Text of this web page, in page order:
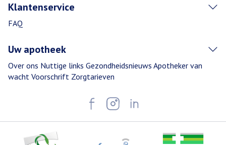
Klantenservice
FAQ
Uw apotheek
Over ons Nuttige links Gezondheidsnieuws Apotheker van
wacht Voorschrift Zorgtarieven